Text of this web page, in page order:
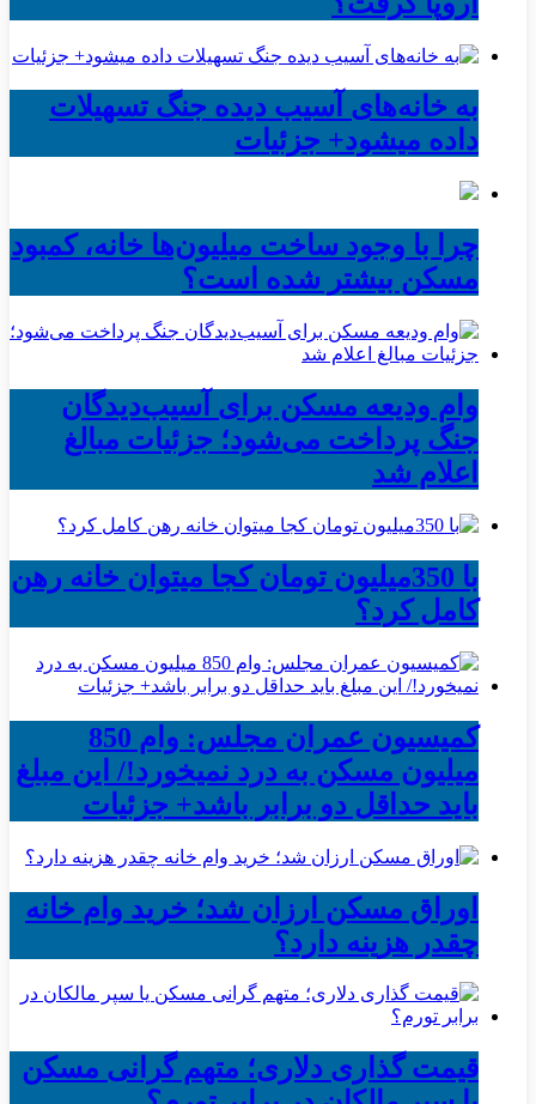
به خانه‌های آسیب دیده جنگ تسهیلات
داده میشود+ جزئیات
چرا با وجود ساخت میلیون‌ها خانه، کمبود
مسکن بیشتر شده است؟
وام ودیعه مسکن برای آسیب‌دیدگان
جنگ پرداخت می‌شود؛ جزئیات مبالغ
اعلام شد
با 350میلیون تومان کجا میتوان خانه رهن
کامل کرد؟
کمیسیون عمران مجلس: وام 850
میلیون مسکن به درد نمیخورد!/ این مبلغ
باید حداقل دو برابر باشد+ جزئیات
اوراق مسکن ارزان شد؛ خرید وام خانه
چقدر هزینه دارد؟
قیمت گذاری دلاری؛ متهم گرانی مسکن